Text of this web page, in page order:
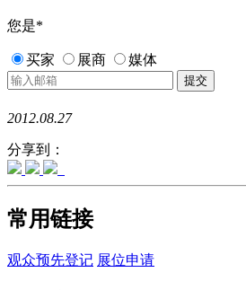
您是*
买家 展商 媒体
2012.08.27
分享到：
常用链接
观众预先登记 展位申请